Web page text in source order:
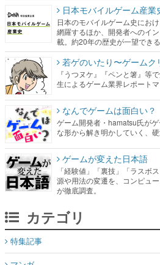
日本モバイルゲーム産業
日本のモバイルゲーム史にお
網羅するほか、開発者へのイ
載。約20年の歴史が一望でき
若ゲのいたり〜ゲームク
『うつヌケ』『ペンと箸』等
生によるゲーム業界レポートマ
なんでゲームは面白い？
ゲーム開発者・hamatsu氏が
な形から解き明かしていく、
ゲームが変えた日本語
「経験値」「裏技」「ラスボ
源や用法の変遷を、コンピュ
が徹底調査。
カテゴリ
特集記事